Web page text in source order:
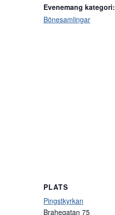
Evenemang kategori:
Bönesamlingar
PLATS
Pingstkyrkan
Brahegatan 75